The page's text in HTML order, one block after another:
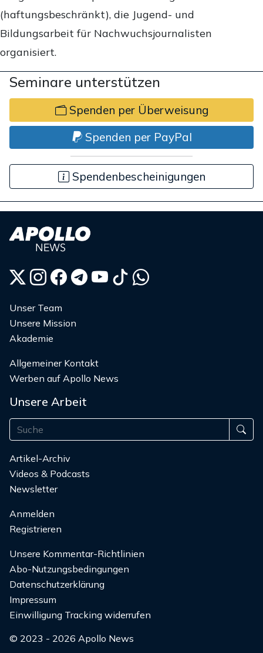
(haftungsbeschränkt), die Jugend- und
Bildungsarbeit für Nachwuchsjournalisten
organisiert.
Seminare unterstützen
Spenden per Überweisung
Spenden per PayPal
Spendenbescheinigungen
Unser Team
Unsere Mission
Akademie
Allgemeiner Kontakt
Werben auf Apollo News
Unsere Arbeit
Artikel-Archiv
Videos & Podcasts
Newsletter
Anmelden
Registrieren
Unsere Kommentar-Richtlinien
Abo-Nutzungsbedingungen
Datenschutzerklärung
Impressum
Einwilligung Tracking widerrufen
© 2023 - 2026 Apollo News